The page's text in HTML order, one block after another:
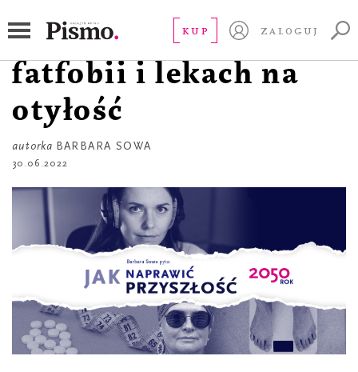
KUP ZALOGUJ
Dorwać grubego. O
fatfobii i lekach na
otyłość
autorka BARBARA SOWA
30.06.2022